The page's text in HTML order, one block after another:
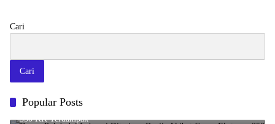
Cari
Cari
Popular Posts
Dusun Pohdodol Labuapi Diterjang Banjir Akibat Cuaca Ekstrem,
350 KK Terdampak